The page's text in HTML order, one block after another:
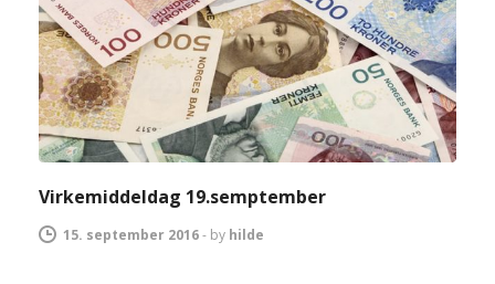
Virkemiddeldag 19.semptember
15. september 2016- by hilde